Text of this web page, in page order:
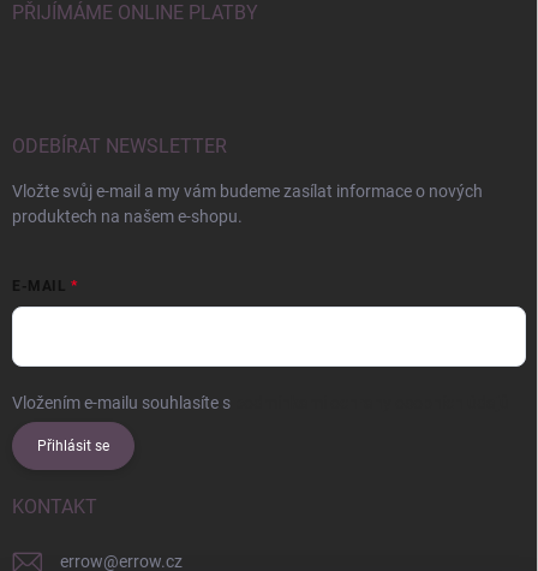
PŘIJÍMÁME ONLINE PLATBY
ODEBÍRAT NEWSLETTER
Vložte svůj e-mail a my vám budeme zasílat informace o nových
produktech na našem e-shopu.
E-MAIL
Vložením e-mailu souhlasíte s
Přihlásit se
KONTAKT
errow@errow.cz